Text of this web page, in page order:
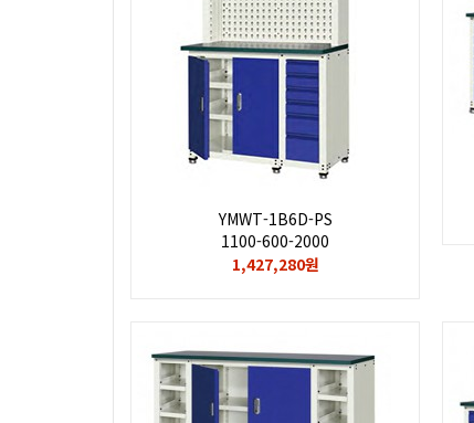
YMWT-1B6D-PS
1100-600-2000
1,427,280원